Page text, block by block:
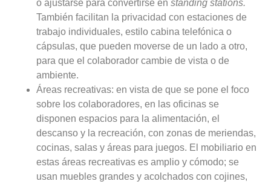
o ajustarse para convertirse en standing stations.
También facilitan la privacidad con estaciones de
trabajo individuales, estilo cabina telefónica o
cápsulas, que pueden moverse de un lado a otro,
para que el colaborador cambie de vista o de
ambiente.
Áreas recreativas: en vista de que se pone el foco
sobre los colaboradores, en las oficinas se
disponen espacios para la alimentación, el
descanso y la recreación, con zonas de meriendas,
cocinas, salas y áreas para juegos. El mobiliario en
estas áreas recreativas es amplio y cómodo; se
usan muebles grandes y acolchados con cojines,